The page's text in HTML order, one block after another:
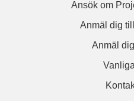
Ansök om
Anmäl dig
Anmäl